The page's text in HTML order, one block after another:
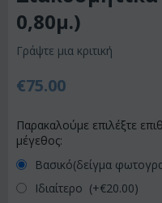
0,80μ.)
Γράψτε μια κριτική
€75.00
Παρακαλούμε επιλέξτε
μέγεθος:
Βασικό(δείγμα
Ιδιαίτερο (+€20.00)